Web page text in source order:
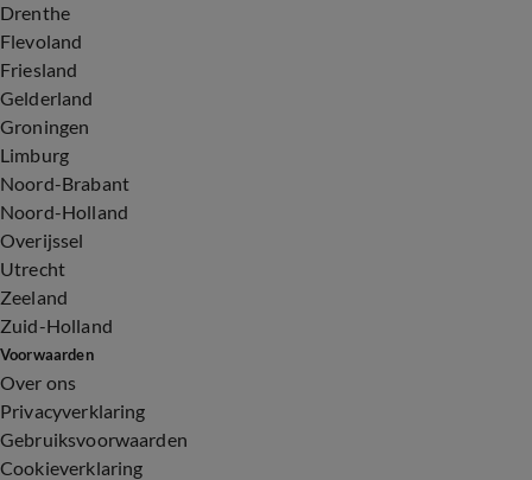
Drenthe
Flevoland
Friesland
Gelderland
Groningen
Limburg
Noord-Brabant
Noord-Holland
Overijssel
Utrecht
Zeeland
Zuid-Holland
Voorwaarden
Over ons
Privacyverklaring
Gebruiksvoorwaarden
Cookieverklaring